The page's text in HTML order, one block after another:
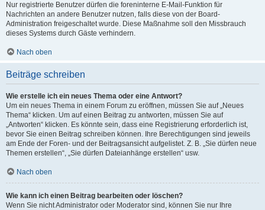
Nur registrierte Benutzer dürfen die foreninterne E-Mail-Funktion für
Nachrichten an andere Benutzer nutzen, falls diese von der Board-
Administration freigeschaltet wurde. Diese Maßnahme soll den Missbrauch
dieses Systems durch Gäste verhindern.
Nach oben
Beiträge schreiben
Wie erstelle ich ein neues Thema oder eine Antwort?
Um ein neues Thema in einem Forum zu eröffnen, müssen Sie auf „Neues
Thema“ klicken. Um auf einen Beitrag zu antworten, müssen Sie auf
„Antworten“ klicken. Es könnte sein, dass eine Registrierung erforderlich ist,
bevor Sie einen Beitrag schreiben können. Ihre Berechtigungen sind jeweils
am Ende der Foren- und der Beitragsansicht aufgelistet. Z. B. „Sie dürfen neue
Themen erstellen“, „Sie dürfen Dateianhänge erstellen“ usw.
Nach oben
Wie kann ich einen Beitrag bearbeiten oder löschen?
Wenn Sie nicht Administrator oder Moderator sind, können Sie nur Ihre